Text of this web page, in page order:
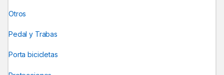
Otros
Pedal y Trabas
Porta bicicletas